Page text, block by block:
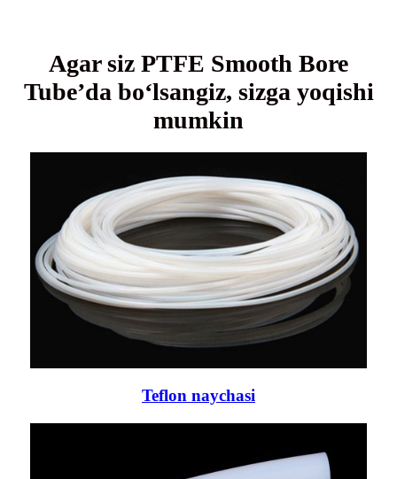
Agar siz PTFE Smooth Bore
Tube’da bo‘lsangiz, sizga yoqishi
mumkin
Teflon naychasi